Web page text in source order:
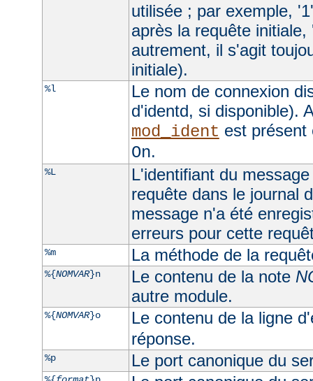
utilisée ; par exemple,
après la requête
autrement, il s'agit
initiale).
%l
Le nom de connexion
d'identd, si disponible).
mod_ident est
On.
%L
L'identifiant du
requête dans le journal
message n'a été
erreurs pour cette
%m La méthode de la
%{NOMVAR}n Le contenu de la note
autre module.
%{NOMVAR}o
Le contenu de la ligne
réponse.
%p Le port canonique du